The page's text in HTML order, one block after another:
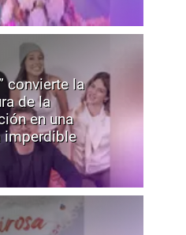
convierte la
de la
en una
imperdible